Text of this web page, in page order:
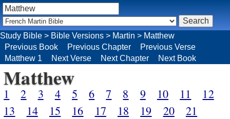
Matthew
1 2 3 4 5 6 7 8 9 10 11
12
13
14 15 16 17 18 19 20
21
Study Bible > Bible Versions > Martin > Matthew
Previous Book
Previous Chapter
Previous Verse
Matthew 1
Next Verse Next Chapter Next Book